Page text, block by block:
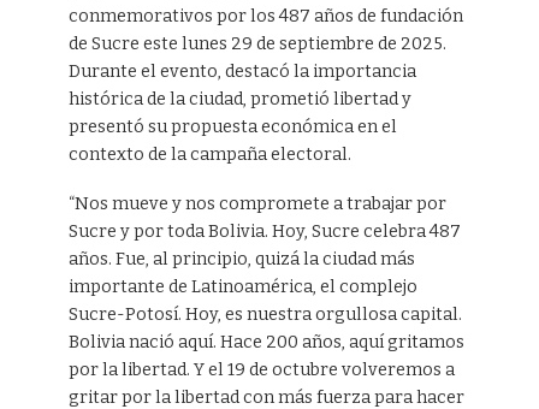
conmemorativos por los 487 años de fundación
de Sucre este lunes 29 de septiembre de 2025.
Durante el evento, destacó la importancia
histórica de la ciudad, prometió libertad y
presentó su propuesta económica en el
contexto de la campaña electoral.
“Nos mueve y nos compromete a trabajar por
Sucre y por toda Bolivia. Hoy, Sucre celebra 487
años. Fue, al principio, quizá la ciudad más
importante de Latinoamérica, el complejo
Sucre-Potosí. Hoy, es nuestra orgullosa capital.
Bolivia nació aquí. Hace 200 años, aquí gritamos
por la libertad. Y el 19 de octubre volveremos a
gritar por la libertad con más fuerza para hacer